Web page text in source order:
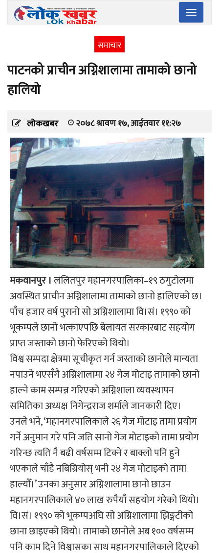
Toggle
समाचार
पाटनको प्राचीन अग्निशालामा तामाको छानो
हालियो
लोकखबर २०७८ श्रावण १७, आईतवार ११:२७
मकवानपुर ।ललितपुर महानगरपालिका–१९ ठगुटोलमा
अवस्थित प्राचीन अग्निशालामा तामाको छानो हालिएको छ।
पाँच हजार वर्ष पुरानो सो अग्निशालामा वि।सं। १९९० को
भूकम्पले छानो भत्काएपछि बेलायत सरकारबाट सहयोग
प्राप्त जस्ताको छानो फेरिएको थियो।
विश्व सम्पदा क्षेत्रमा सूचीकृत गर्न जस्ताको छानोले मान्यता
नपाउने भएसँगै अग्निशालामा २४ गेज मोटाइ तामाको छानो
हाल्ने काम सम्पन्न गरिएको अग्निशाला व्यवस्थापन
समितिका अध्यक्ष निगेन्द्रराज शर्माले जानकारी दिए।
उनले भने, ‘महानगरपालिकाले २६ गेज मोटाइ तामा प्रयोग
गर्ने अनुमान गरे पनि जति सानो गेज मोटाइको तामा प्रयोग
गरिन्छ त्यति नै बढी वर्षसम्म टिक्ने र बाक्लो पनि हुने
भएकाले चाँडै नबिग्रियोस् भनी २४ गेज मोटाइको तामा
हाल्यौँ।’ उनका अनुसार अग्निशालामा छानो छाउन
महानगरपालिकाले ४० लाख रुपैयाँ सहयोग गरेको थियो।
वि।सं। १९९० को भूकम्पअघि सो अग्निशालामा झिङ्गटीको
छाना छाइएको थियो। तामाको छानोले अब १०० वर्षसम्म
पनि काम दिने विश्वासका साथ महानगरपालिकाले दिएको